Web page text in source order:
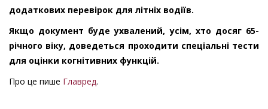
додаткових перевірок для літніх водіїв.
Якщо документ буде ухвалений, усім, хто досяг 65-
річного віку, доведеться проходити спеціальні тести
для оцінки когнітивних функцій.
Про це пише Главред.